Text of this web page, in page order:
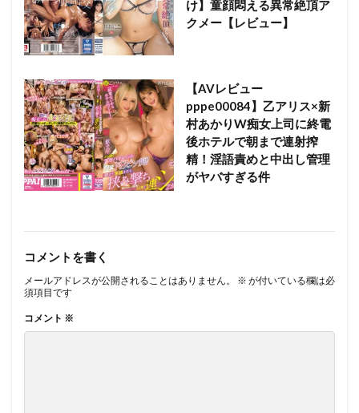
け】童顔悶える異常絶頂ア
クメー【レビュー】
【AVレビュー
pppe00084】乙アリス×新
村あかりW痴女上司に終電
後ホテルで朝まで連射搾
精！淫語責めと中出し管理
がヤバすぎる件
コメントを書く
メールアドレスが公開されることはありません。 ※ が付いている欄は必
須項目です
コメント ※